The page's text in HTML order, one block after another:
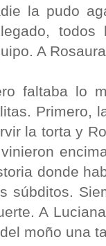
la pudo
A
faltaba lo
Primero,
la torta y
donde
súbditos.
A
moño una